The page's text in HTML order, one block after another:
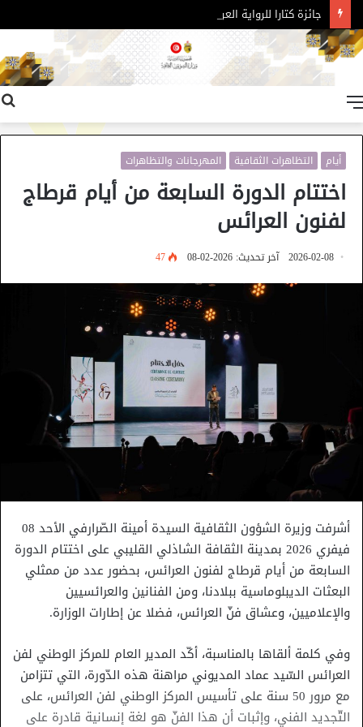
جائزة كتارا للرواية العربية – الدورة 11
أيام التظاهرات الثقافية المهرجانات والتظاهرات
اختتام الدورة السابعة من أيام قرطاج
لفنون العرائس
2026-02-08 آخر تحديث: 2026-02-08 47
أشرفت وزيرة الشؤون الثقافية السيدة أمينة الصّرارفي الأحد 08
فيفري 2026 بمدينة الثقافة الشاذلي القليبي على اختتام الدورة
السابعة من أيام قرطاج لفنون العرائس، بحضور عدد من ممثلي
البعثات الديبلوماسية ببلادنا، ومن الفنانين والعرائسيين
والإعلاميين، وعشاق فنّ العرائس، فضلا عن إطارات الوزارة.
وفي كلمة ألقاها بالمناسبة، أكّد المدير العام للمركز الوطني لفن
العرائس السّيد عماد المديوني مراهنة هذه الدّورة، التي تتزامن
مع مرور 50 سنة على تأسيس المركز الوطني لفن العرائس، على
التّجديد الفني، وإثبات أن هذا الفنّ هو لغة إنسانية قادرة على